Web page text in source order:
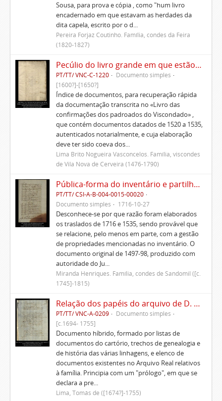
Sousa, para prova e cópia , como "hum livro
encadernado em que estavam as herdades da
dita capela, escrito por o d...
Pereira Forjaz Coutinho. Família, condes da Feira
(1820-1827)
Pecúlio do livro grande em que estão as doações e confirmações das igrejas pertencentes ao Viscondado
PT/TT/ VNC-C-1220
Documento simples
[1600?]-[1650?]
Índice de documentos, para recuperação rápida
da documentação transcrita no «Livro das
confirmações dos padroados do Viscondado» ,
que contém documentos datados de 1520 a 1535,
autenticados notarialmente, e cuja elaboração
deve ter sido coeva dos...
Lima Brito Nogueira Vasconcelos. Família, viscondes
de Vila Nova de Cerveira (1476-1790)
Pública-forma do inventário e partilhas dos bens de Vasco Queimado
PT/TT/ CSI-A-B-004-0015-00020
Documento simples
1716-10-27
Desconhece-se por que razão foram elaborados
os traslados de 1716 e 1535, sendo provável que
se relacione, pelo menos em parte, com a gestão
de propriedades mencionadas no inventário. O
documento original de 1497-98, produzido com
autoridade do Ju...
Miranda Henriques. Família, condes de Sandomil ([c.
1745]-1815)
Relação dos papéis do arquivo de D. Tomás de Lima
PT/TT/ VNC-A-0209
Documento simples
[c.1694- 1755]
Documento híbrido, formado por listas de
documentos do cartório, trechos de genealogia e
de história das várias linhagens, e elenco de
documentos existentes no Arquivo Real relativos
à família. Principia com um "prólogo", em que se
declara a pre...
Lima, Tomás de ([1674?]-1755)